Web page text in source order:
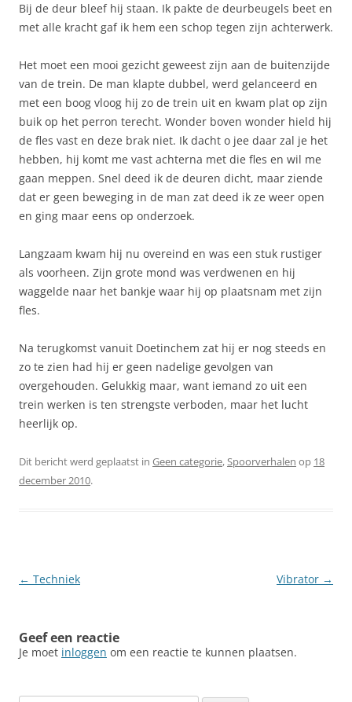
Bij de deur bleef hij staan. Ik pakte de deurbeugels beet en
met alle kracht gaf ik hem een schop tegen zijn achterwerk.
Het moet een mooi gezicht geweest zijn aan de buitenzijde
van de trein. De man klapte dubbel, werd gelanceerd en
met een boog vloog hij zo de trein uit en kwam plat op zijn
buik op het perron terecht. Wonder boven wonder hield hij
de fles vast en deze brak niet. Ik dacht o jee daar zal je het
hebben, hij komt me vast achterna met die fles en wil me
gaan meppen. Snel deed ik de deuren dicht, maar ziende
dat er geen beweging in de man zat deed ik ze weer open
en ging maar eens op onderzoek.
Langzaam kwam hij nu overeind en was een stuk rustiger
als voorheen. Zijn grote mond was verdwenen en hij
waggelde naar het bankje waar hij op plaatsnam met zijn
fles.
Na terugkomst vanuit Doetinchem zat hij er nog steeds en
zo te zien had hij er geen nadelige gevolgen van
overgehouden. Gelukkig maar, want iemand zo uit een
trein werken is ten strengste verboden, maar het lucht
heerlijk op.
Dit bericht werd geplaatst in Geen categorie,Spoorverhalen op 18
december 2010.
Berichtnavigatie
← Techniek Vibrator →
Geef een reactie
Je moet inloggen om een reactie te kunnen plaatsen.